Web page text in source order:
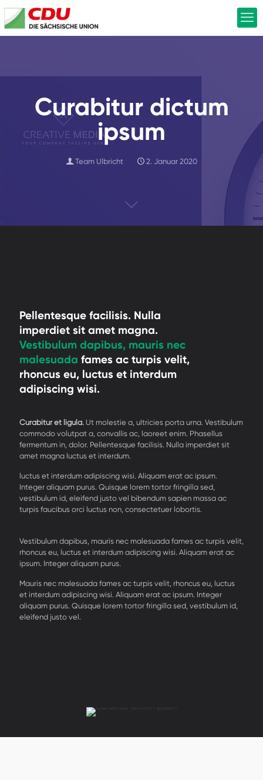
Curabitur dictum
ipsum
Team Ulbricht 2. Januar 2020
Pellentesque facilisis. Nulla
imperdiet sit amet magna.
Vestibulum dapibus, mauris nec
malesuada fames ac turpis velit,
rhoncus eu, luctus et interdum
adipiscing wisi.
Curabitur et ligula. Ut molestie a, ultricies porta urna. Vestibulum
commodo volutpat a, convallis ac, laoreet enim. Phasellus
fermentum in, dolor. Pellentesque facilisis. Nulla imperdiet sit
amet magna luctus et interdum.
luctus et interdum adipiscing wisi. Aliquam erat ac ipsum.
Integer aliquam purus. Quisque lorem tortor fringilla sed,
vestibulum id, eleifend justo vel bibendum sapien massa ac
turpis faucibus orci luctus non, consectetuer lobortis.
Vestibulum dapibus, mauris nec malesuada fames ac turpis velit,
rhoncus eu, luctus et interdum adipiscing wisi. Aliquam erat ac
ipsum. Integer aliquam purus.
Mauris nec malesuada fames ac turpis velit, rhoncus eu, luctus
et interdum adipiscing wisi. Aliquam erat ac ipsum. Integer
aliquam purus. Quisque lorem tortor fringilla sed, vestibulum id,
eleifend justo vel.